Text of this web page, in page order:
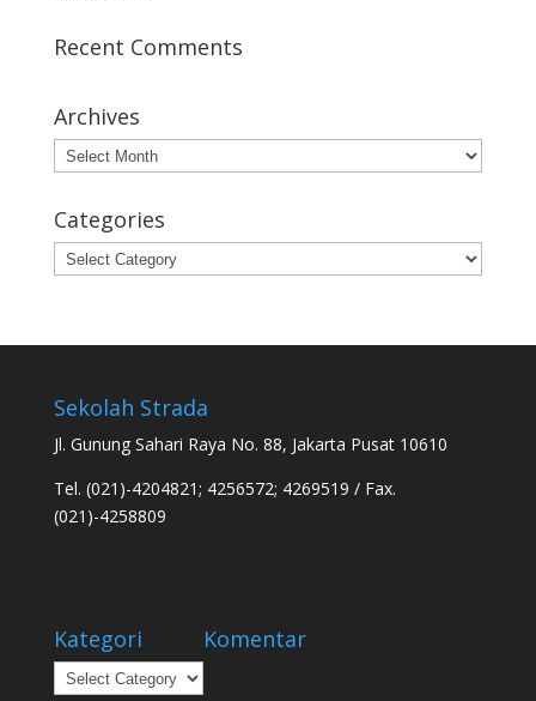
Recent Comments
Archives
Archives
Categories
Categories
Sekolah Strada
Jl. Gunung Sahari Raya No. 88, Jakarta Pusat 10610
Tel. (021)-4204821; 4256572; 4269519 / Fax.
(021)-4258809
Kategori
Kategori
Komentar